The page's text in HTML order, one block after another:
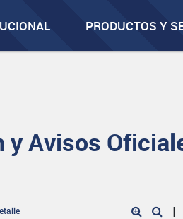
PRODUCTOS Y
y Avisos
|